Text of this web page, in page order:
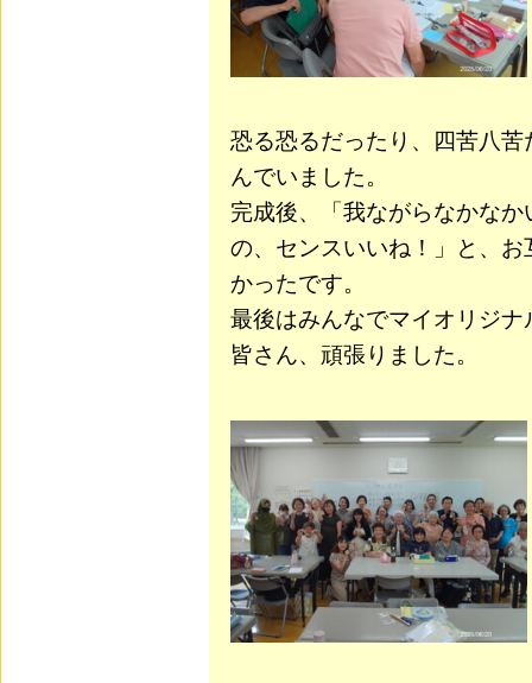
恐る恐るだったり、四苦八
んでいました。
完成後、「我ながらなかな
の、センスいいね！」と、
かったです。
最後はみんなでマイオリジ
皆さん、頑張りました。